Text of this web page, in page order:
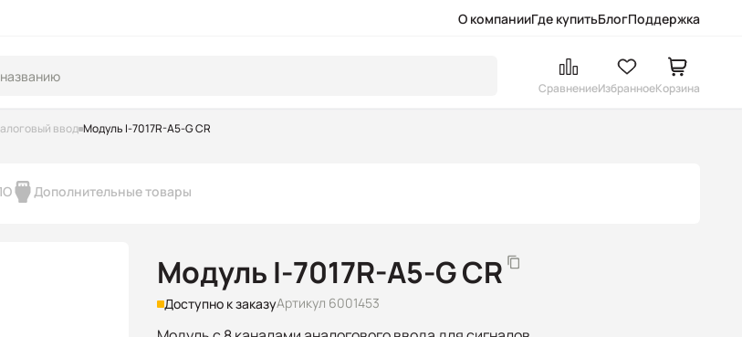
О компанииГде купитьБлогПоддержка
СравнениеИзбранноеКорзина
ввод Модуль I-7017R-A5-G CR
Дополнительные товары
Модуль I-7017R-A5-G CR
Доступно к заказуАртикул 6001453